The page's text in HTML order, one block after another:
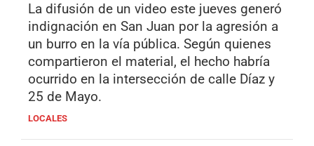
La difusión de un video este jueves generó
indignación en San Juan por la agresión a
un burro en la vía pública. Según quienes
compartieron el material, el hecho habría
ocurrido en la intersección de calle Díaz y
25 de Mayo.
LOCALES